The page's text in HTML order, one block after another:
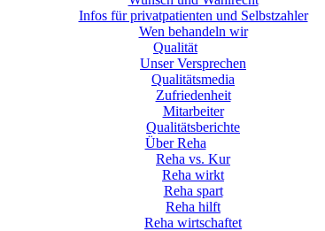
Infos für privatpatienten und Selbstzahler
Wen behandeln wir
Qualität
Unser Versprechen
Qualitätsmedia
Zufriedenheit
Mitarbeiter
Qualitätsberichte
Über Reha
Reha vs. Kur
Reha wirkt
Reha spart
Reha hilft
Reha wirtschaftet